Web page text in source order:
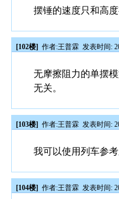
摆锤的速度只和高
[102楼] 作者:王普霖 发表时间:
无摩擦阻力的单摆
无关。
[103楼] 作者:王普霖 发表时间:
我可以使用列车参
[104楼] 作者:王普霖 发表时间: